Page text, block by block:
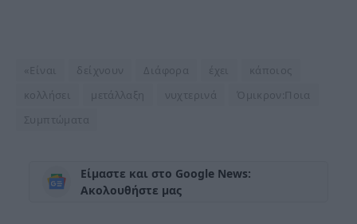
δείχνουν Διάφορα έχει
κάποιος
κολλήσει
μετάλλαξη νυχτερινά
Όμικρον:Ποια
Συμπτώματα
Είμαστε και στο Google News:
Ακολουθήστε μας